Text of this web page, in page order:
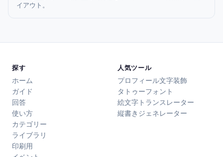
イアウト。
探す
ホーム
ガイド
回答
使い方
カテゴリー
ライブラリ
印刷用
人気ツール
プロフィール文字装飾
タトゥーフォント
絵文字トランスレーター
縦書きジェネレーター